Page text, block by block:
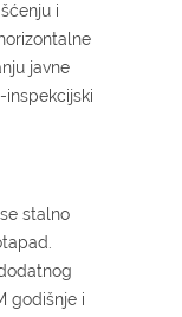
i
javne
inspekcijski
stalno
godišnje i